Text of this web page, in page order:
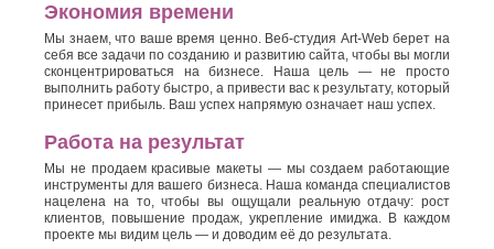
Экономия времени
Мы знаем, что ваше время ценно. Веб-студия Art-Web берет на
себя все задачи по созданию и развитию сайта, чтобы вы могли
сконцентрироваться на бизнесе. Наша цель — не просто
выполнить работу быстро, а привести вас к результату, который
принесет прибыль. Ваш успех напрямую означает наш успех.
Работа на результат
Мы не продаем красивые макеты — мы создаем работающие
инструменты для вашего бизнеса. Наша команда специалистов
нацелена на то, чтобы вы ощущали реальную отдачу: рост
клиентов, повышение продаж, укрепление имиджа. В каждом
проекте мы видим цель — и доводим её до результата.